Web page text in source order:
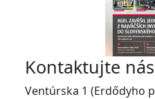
Kontaktujte nás
Ventúrska 1 (Erdődyho